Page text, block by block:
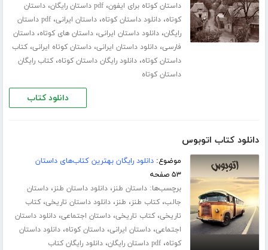
داستان کوتاه برای ایفون،pdf داستان رایگان ،داستان
کوتاه،دانلود داستان کوتاه،داستان ایرانی،
pdf داستان
رایگان،دانلود داستان ایرانی،داستان های کوتاه،داستان
فارسی،دانلود داستان ایرانی،داستان کوتاه ایرانی،کتاب
داستان کوتاه،دانلود رایگان داستان کوتاه،کتاب رایگان
داستان کوتاه
دانلود کتاب
دانلود کتاب اتوبوس
موضوع:دانلود رایگان بهترین کتاب‌های داستان
۵۳ صفحه
برچسب‌ها:داستان طنز،دانلود داستان طنز،داستان
جالب،کتاب طنز، طنز،دانلود داستان تاریخی،کتاب
تاریخی،کتاب تاریخی،داستان اجتماعی،دانلود داستان
اجتماعی،داستان ایرانی،داستان کوتاه،دانلود داستان
کوتاه،pdf داستان رایگان ،دانلود رایگان کتاب